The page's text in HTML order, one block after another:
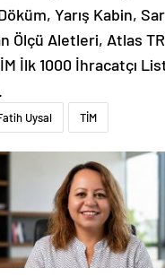
Yarış Kabin,
Ölçü Aletleri, Atlas
İlk 1000 İhracatçı
Uysal TİM